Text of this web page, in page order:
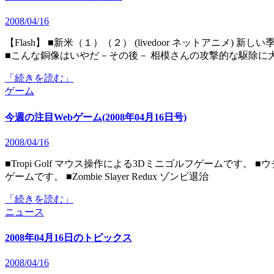
2008/04/16
【Flash】 ■新米（１）（２） (livedoor ネットアニメ) 新しい季節から仕事に追われた生活を送る「新米」の物語です。
■こんな銅像はいやだ－その後－ 相模さんの攻撃的な駆除に
「続きを読む」
ゲーム
今週の注目Webゲーム(2008年04月16日号)
2008/04/16
■Tropi Golf マウス操作による3Dミニゴルフゲームです。 ■ウチューフォース2 (エルエル) マウス操作のシューティング
ゲームです。 ■Zombie Slayer Redux ゾンビ退治
「続きを読む」
ニュース
2008年04月16日のトピックス
2008/04/16